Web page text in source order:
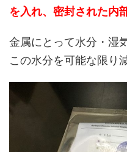
を入れ、密封された内
金属にとって水分・湿
この水分を可能な限り